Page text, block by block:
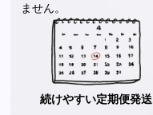
ません。
続けやすい定期便発送